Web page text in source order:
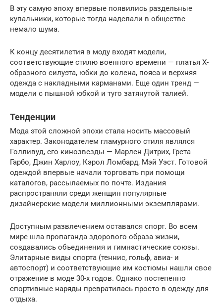
В эту самую эпоху впервые появились раздельные
купальники, которые тогда наделали в обществе
немало шума.
К концу десятилетия в моду входят модели,
соответствующие стилю военного времени — платья Х-
образного силуэта, юбки до колена, пояса и верхняя
одежда с накладными карманами. Еще один тренд —
модели с пышной юбкой и туго затянутой талией.
Тенденции
Мода этой сложной эпохи стала носить массовый
характер. Законодателем гламурного стиля являлся
Голливуд, его кинозвезды — Марлен Дитрих, Грета
Гарбо, Джин Харлоу, Кэрол Ломбард, Мэй Уэст. Готовой
одеждой впервые начали торговать при помощи
каталогов, рассылаемых по почте. Издания
распространяли среди женщин популярные
дизайнерские модели миллионными экземплярами.
Доступным развлечением оставался спорт. Во всем
мире шла пропаганда здорового образа жизни,
создавались объединения и гимнастические союзы.
Элитарные виды спорта (теннис, гольф, авиа- и
автоспорт) и соответствующие им костюмы нашли свое
отражение в моде 30-х годов. Однако постепенно
спортивные наряды превратилась просто в одежду для
отдыха.